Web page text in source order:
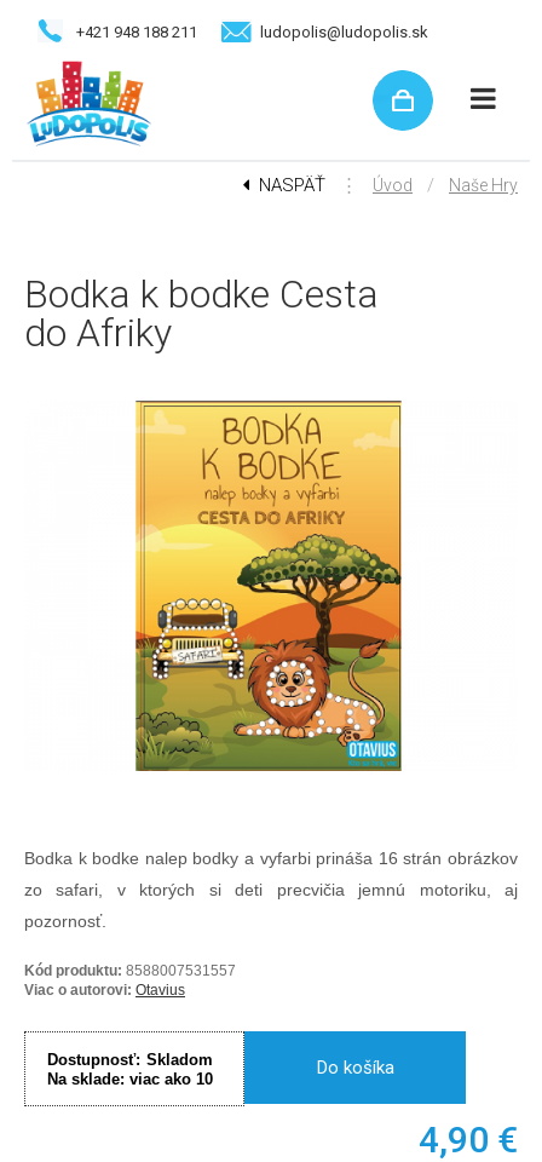
+421 948 188 211 ludopolis@ludopolis.sk
NASPÄŤ ⋮ Úvod / Naše Hry
Bodka k bodke Cesta
do Afriky
Bodka k bodke nalep bodky a vyfarbi prináša 16 strán obrázkov
zo safari, v ktorých si deti precvičia jemnú motoriku, aj
pozornosť.
Kód produktu: 8588007531557
Viac o autorovi: Otavius
Dostupnosť: Skladom
Na sklade: viac ako 10
Do košíka
4,90 €